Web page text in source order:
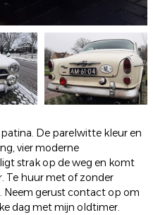
De parelwitte kleur en
vier moderne
strak op de weg en komt
Te huur met of zonder
Neem gerust contact op om
dag met mijn oldtimer.